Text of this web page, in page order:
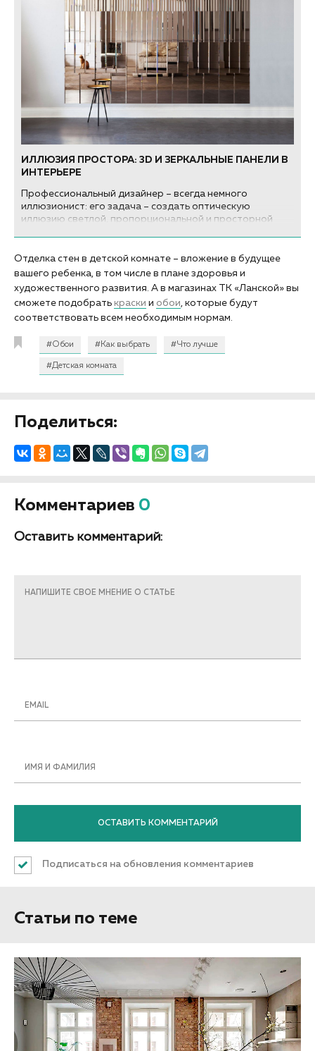
ИЛЛЮЗИЯ ПРОСТОРА: 3D И ЗЕРКАЛЬНЫЕ ПАНЕЛИ В
ИНТЕРЬЕРЕ
Профессиональный дизайнер – всегда немного
иллюзионист: его задача – создать оптическую
иллюзию светлой, пропорциональной и просторной
Отделка стен в детской комнате – вложение в будущее
вашего ребенка, в том числе в плане здоровья и
художественного развития. А в магазинах ТК «Ланской» вы
сможете подобрать краски и обои, которые будут
соответствовать всем необходимым нормам.
#Обои #Как выбрать #Что лучше
#Детская комната
Поделиться:
Комментариев 0
Оставить комментарий:
НАПИШИТЕ СВОЕ МНЕНИЕ О СТАТЬЕ
EMAIL
ИМЯ И ФАМИЛИЯ
Подписаться на обновления комментариев
Статьи по теме